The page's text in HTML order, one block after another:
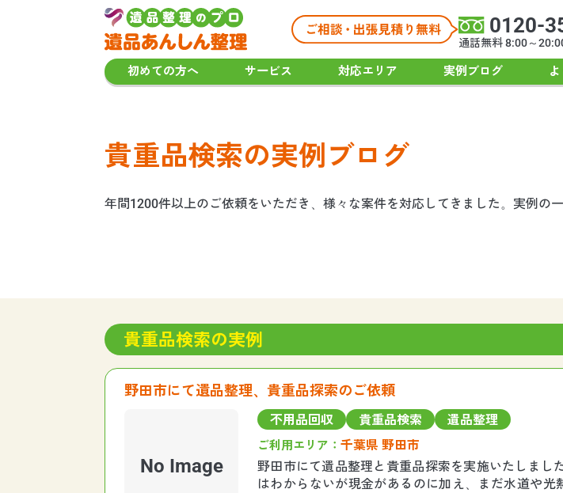
0120-
通話無料 8:00～
初めての方へ サービス 対応エリア 実例ブログ
貴重品検索の実例ブログ
年間1200件以上のご依頼をいただき、様々な案件を対応してきました。実例の
貴重品検索の実例
野田市にて遺品整理、貴重品探索のご依頼
No Image
不用品回収 貴重品検索 遺品整理
ご利用エリア： 千葉県 野田市
野田市にて遺品整理と貴重品探索を実施いたしまし
はわからないが現金があるのに加え、まだ水道や光